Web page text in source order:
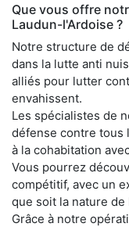
Que vous offre
Laudun-l'Ardoise ?
Notre structure de
dans la lutte anti
alliés pour lutter
envahissent.
Les spécialistes de
défense contre tous
à la cohabitation
Vous pourrez
compétitif, avec un
que soit la nature
Grâce à notre